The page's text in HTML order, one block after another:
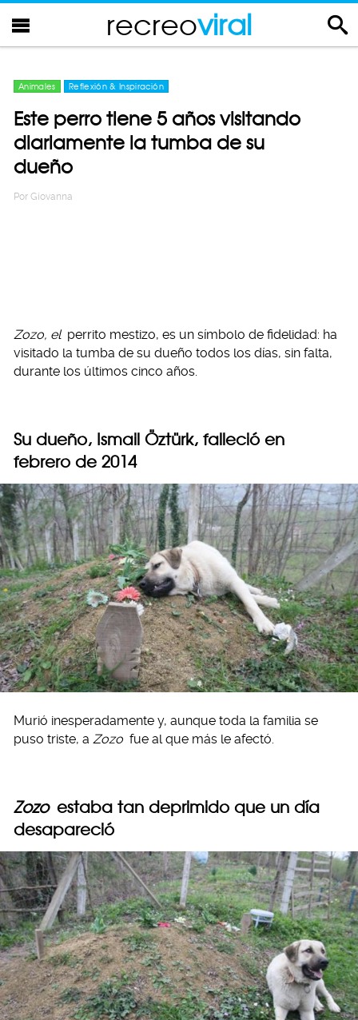
recreoviral
Animales Reflexión & Inspiración
Este perro tiene 5 años visitando
diariamente la tumba de su
dueño
Por Giovanna
Zozo, el perrito mestizo, es un símbolo de fidelidad: ha
visitado la tumba de su dueño todos los días, sin falta,
durante los últimos cinco años.
Su dueño, Ismail Öztürk, falleció en
febrero de 2014
Murió inesperadamente y, aunque toda la familia se
puso triste, a Zozo fue al que más le afectó.
Zozo estaba tan deprimido que un día
desapareció